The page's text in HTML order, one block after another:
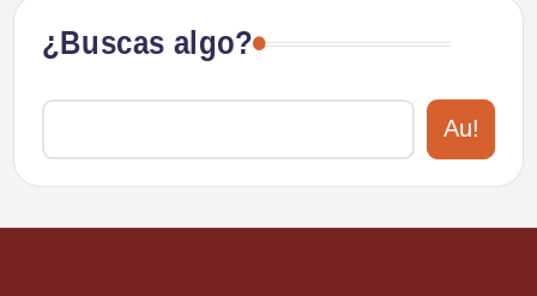
¿Buscas algo?
Au!